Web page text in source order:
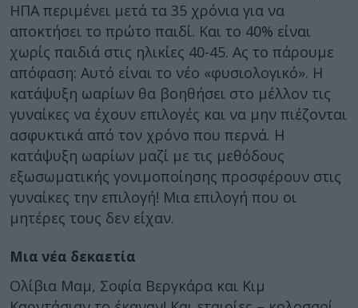
ΗΠΑ περιμένει μετά τα 35 χρόνια για να
αποκτήσει το πρώτο παιδί. Και το 40% είναι
χωρίς παιδιά στις ηλικίες 40-45. Ας το πάρουμε
απόφαση: Αυτό είναι το νέο «φυσιολογικό». Η
κατάψυξη ωαρίων θα βοηθήσει στο μέλλον τις
γυναίκες να έχουν επιλογές και να μην πιέζονται
ασφυκτικά από τον χρόνο που περνά. Η
κατάψυξη ωαρίων μαζί με τις μεθόδους
εξωσωματικής γονιμοποίησης προσφέρουν στις
γυναίκες την επιλογή! Μια επιλογή που οι
μητέρες τους δεν είχαν.
Μια νέα δεκαετία
Ολίβια Μαμ, Σοφία Βεργκάρα και Κιμ